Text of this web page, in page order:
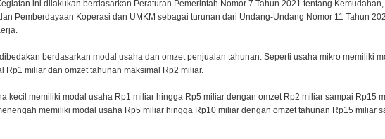
ini dilakukan berdasarkan Peraturan Pemerintah Nomor 7 Tahun 2021 tentang Kemudahan,
Pemberdayaan Koperasi dan UMKM sebagai turunan dari Undang-Undang Nomor 11 Tahun
berdasarkan modal usaha dan omzet penjualan tahunan. Seperti usaha mikro memiliki
Rp1 miliar dan omzet tahunan maksimal Rp2 miliar.
kecil memiliki modal usaha Rp1 miliar hingga Rp5 miliar dengan omzet Rp2 miliar sampai Rp15
memiliki modal usaha Rp5 miliar hingga Rp10 miliar dengan omzet tahunan Rp15 miliar